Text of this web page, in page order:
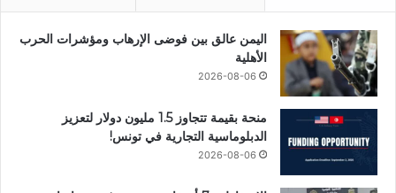
اليمن عالق بين فوضى الإرهاب ومؤشرات الحرب
الأهلية
2026-08-06
منحة بقيمة تتجاوز 1.5 مليون دولار لتعزيز
الدبلوماسية التجارية في تونس!
2026-08-06